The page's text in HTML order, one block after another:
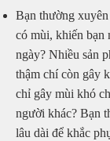
Bạn thường
có mùi, khiến bạn
ngày? Nhiều sản
thậm chí còn gây
chỉ gây mùi khó
người khác? Bạn
lâu dài để khắc